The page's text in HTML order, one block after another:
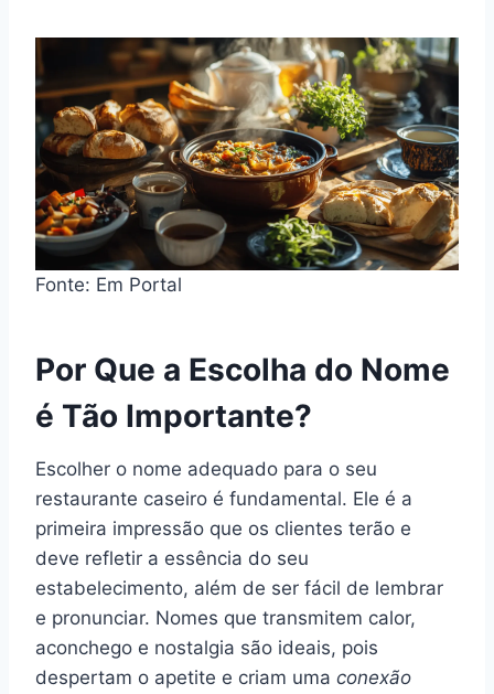
Fonte: Em Portal
Por Que a Escolha do Nome
é Tão Importante?
Escolher o nome adequado para o seu
restaurante caseiro é fundamental. Ele é a
primeira impressão que os clientes terão e
deve refletir a essência do seu
estabelecimento, além de ser fácil de lembrar
e pronunciar. Nomes que transmitem calor,
aconchego e nostalgia são ideais, pois
despertam o apetite e criam uma conexão